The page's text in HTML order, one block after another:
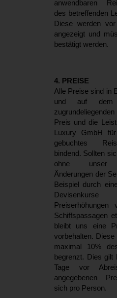
anwendbaren
des betreffenden
Diese werden vor
angezeigt und
bestätigt werden.
4. PREISE
Alle Preise sind in
und auf dem
Preis und die
Luxury GmbH
gebuchtes
bindend. Sollten
ohne unser
Änderungen der
Beispiel durch
Schiffspassagen
bleibt uns eine
vorbehalten.
maximal 10%
begrenzt. Dies gilt
Tage vor
angegebenen
sich pro Person.